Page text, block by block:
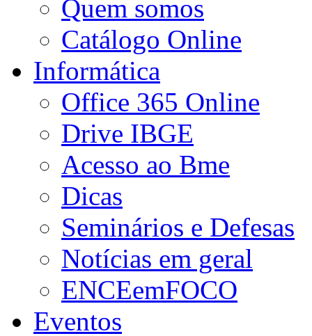
Quem somos
Catálogo Online
Informática
Office 365 Online
Drive IBGE
Acesso ao Bme
Dicas
Seminários e Defesas
Notícias em geral
ENCEemFOCO
Eventos